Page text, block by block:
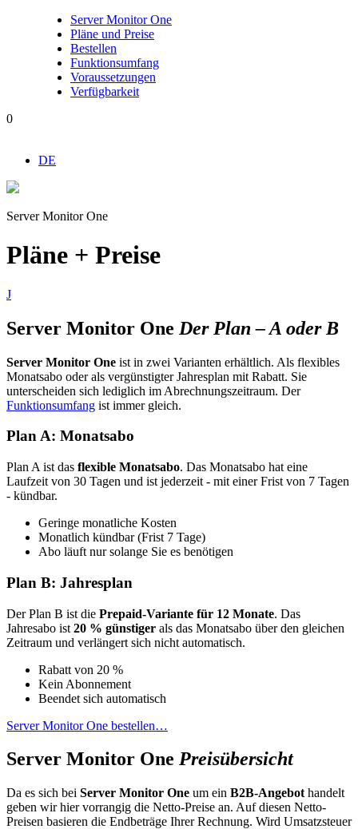
Server Monitor One
Pläne und Preise
Bestellen
Funktionsumfang
Voraussetzungen
Verfügbarkeit
0
DE
Server Monitor One
Pläne + Preise
J
Server Monitor One Der Plan – A oder B
Server Monitor One ist in zwei Varianten erhältlich. Als flexibles
Monatsabo oder als vergünstigter Jahresplan mit Rabatt. Sie
unterscheiden sich lediglich im Abrechnungszeitraum. Der
Funktionsumfang ist immer gleich.
Plan A: Monatsabo
Plan A ist das flexible Monatsabo. Das Monatsabo hat eine
Laufzeit von 30 Tagen und ist jederzeit - mit einer Frist von 7 Tagen
- kündbar.
Geringe monatliche Kosten
Monatlich kündbar (Frist 7 Tage)
Abo läuft nur solange Sie es benötigen
Plan B: Jahresplan
Der Plan B ist die Prepaid-Variante für 12 Monate. Das
Jahresabo ist 20 % günstiger als das Monatsabo über den gleichen
Zeitraum und verlängert sich nicht automatisch.
Rabatt von 20 %
Kein Abonnement
Beendet sich automatisch
Server Monitor One bestellen…
Server Monitor One Preisübersicht
Da es sich bei Server Monitor One um ein B2B-Angebot handelt
geben wir hier vorrangig die Netto-Preise an. Auf diesen Netto-
Preisen basieren die Endbeträge Ihrer Rechnung. Wird Umsatzsteuer